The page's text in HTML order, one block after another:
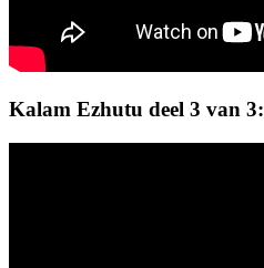
Kalam Ezhutu deel 3 van 3: